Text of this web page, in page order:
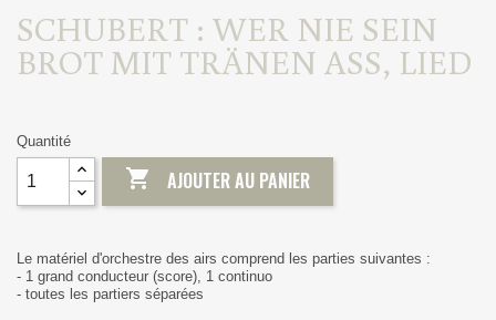
SCHUBERT : WER NIE SEIN
BROT MIT TRÄNEN ASS, LIED
Quantité
 AJOUTER AU PANIER
Le matériel d'orchestre des airs comprend les parties suivantes :
- 1 grand conducteur (score), 1 continuo
- toutes les partiers séparées